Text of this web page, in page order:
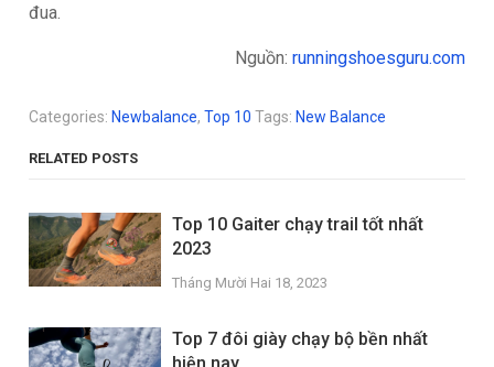
đua.
Nguồn: runningshoesguru.com
Categories: Newbalance,Top 10 Tags: New Balance
RELATED POSTS
Top 10 Gaiter chạy trail tốt nhất
2023
Tháng Mười Hai 18, 2023
Top 7 đôi giày chạy bộ bền nhất